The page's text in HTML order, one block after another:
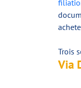
Trois
Via